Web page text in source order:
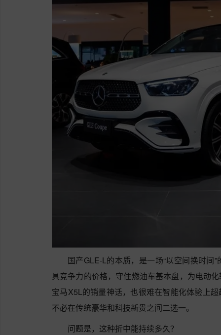
国产GLE-L的本质，是一场“以空间换时间
具竞争力的价格，守住燃油车基本盘，为电动
宝马X5L的销量神话，也很难在智能化体验上
不必在传统豪华和科技新贵之间二选一。
问题是，这种折中能持续多久？